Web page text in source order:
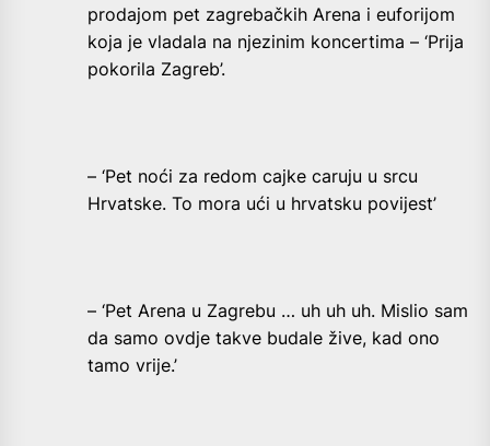
prodajom pet zagrebačkih Arena i euforijom
koja je vladala na njezinim koncertima – ‘Prija
pokorila Zagreb’.
– ‘Pet noći za redom cajke caruju u srcu
Hrvatske. To mora ući u hrvatsku povijest’
– ‘Pet Arena u Zagrebu … uh uh uh. Mislio sam
da samo ovdje takve budale žive, kad ono
tamo vrije.’